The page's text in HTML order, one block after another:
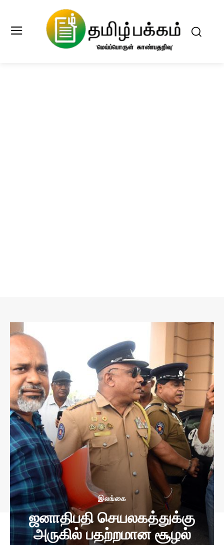
இலங்கை
ஜனாதிபதி செயலகத்துக்கு
அருகில் பதற்றமான சூழல்